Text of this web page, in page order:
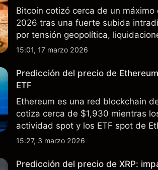
Bitcoin cotizó cerca de un
2026 tras una fuerte subida
por tensión geopolítica,
corporativa continua.
15:01, 17 marzo 2026
Predicción del precio de
ETF
Ethereum es una red blockchain
cotiza cerca de $1,930 mientras
actividad spot y los ETF spot de
últimos meses. El rendimiento
15:27, 3 marzo 2026
Predicción del precio de XRP: